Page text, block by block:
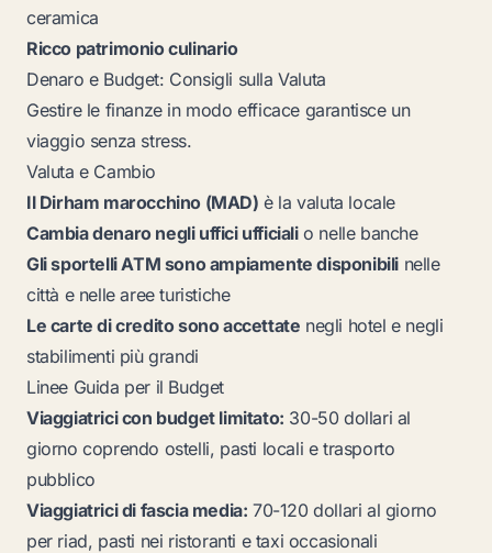
ceramica
Ricco patrimonio culinario
Denaro e Budget: Consigli sulla Valuta
Gestire le finanze in modo efficace garantisce un
viaggio senza stress.
Valuta e Cambio
Il Dirham marocchino (MAD) è la valuta locale
Cambia denaro negli uffici ufficialio nelle banche
Gli sportelli ATM sono ampiamente disponibili nelle
città e nelle aree turistiche
Le carte di credito sono accettate negli hotel e negli
stabilimenti più grandi
Linee Guida per il Budget
Viaggiatrici con budget limitato: 30-50 dollari al
giorno coprendo ostelli, pasti locali e trasporto
pubblico
Viaggiatrici di fascia media: 70-120 dollari al giorno
per riad, pasti nei ristoranti e taxi occasionali